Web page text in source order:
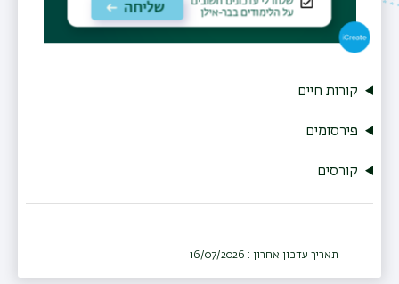
קורות חיים
פירסומים
קורסים
תאריך עדכון אחרון : 16/07/2026